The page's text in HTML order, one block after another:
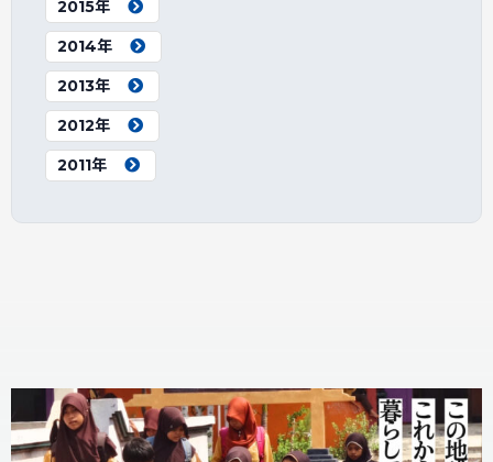
2015年
2014年
2013年
2012年
2011年